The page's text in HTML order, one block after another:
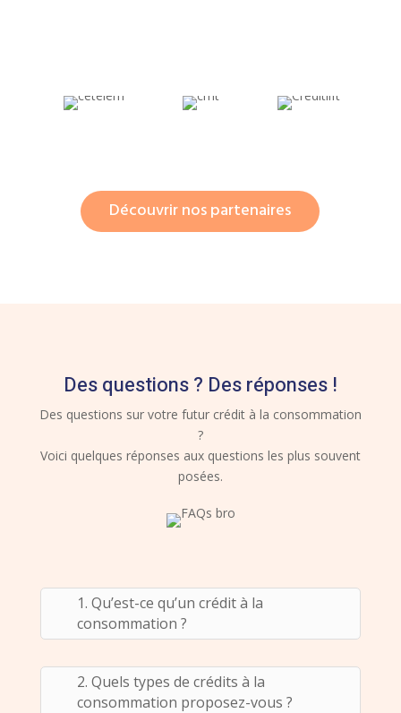
Découvrir nos partenaires
Des questions ? Des réponses !
Des questions sur votre futur crédit à la consommation
?
Voici quelques réponses aux questions les plus souvent
posées.
1. Qu’est-ce qu’un crédit à la
consommation ?
2. Quels types de crédits à la
consommation proposez-vous ?